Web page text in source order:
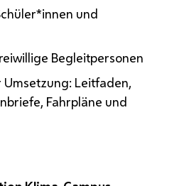
und
Begleitpersonen
Leitfaden,
Fahrpläne und